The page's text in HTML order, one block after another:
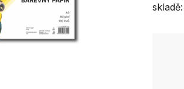
skladě: